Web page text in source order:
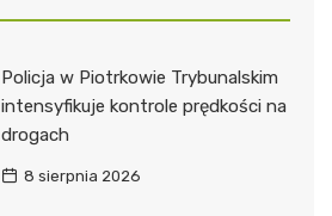
Policja w Piotrkowie Trybunalskim
intensyfikuje kontrole prędkości na
drogach
8 sierpnia 2026